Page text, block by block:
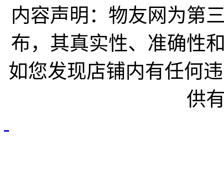
内容声明：物友网为第
布，其真实性、准确性
如您发现店铺内有任何
供